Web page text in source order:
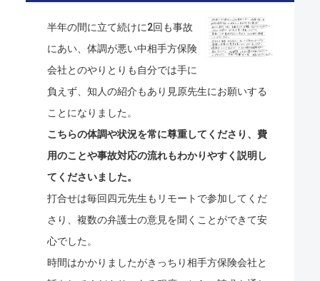
半年の間に立て続けに2回も事故
にあい、体調が悪い中相手方保険
会社とのやりとりも自分では手に
負えず、知人の紹介もあり見原先生にお願いする
ことになりました。
こちらの体調や状況を常に尊重してくださり、費
用のことや事故対応の流れもわかりやすく説明し
てくださいました。
打合せは毎回四元先生もリモートで参加してくだ
さり、複数の弁護士の意見を聞くことができて安
心でした。
時間はかかりましたがきっちり相手方保険会社と